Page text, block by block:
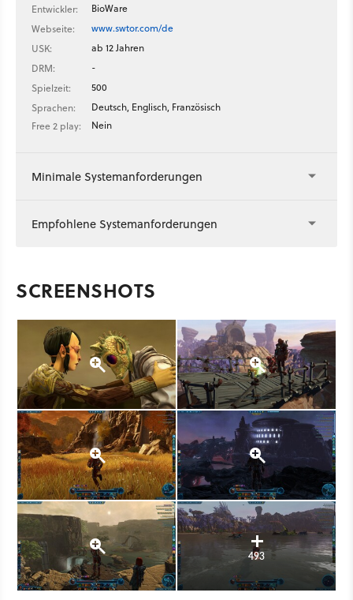
Entwickler:
BioWare
Webseite:
www.swtor.com/de
USK:
ab 12 Jahren
DRM:
-
Spielzeit:
500
Sprachen:
Deutsch, Englisch, Französisch
Free 2 play:
Nein
Minimale Systemanforderungen
Empfohlene Systemanforderungen
SCREENSHOTS
493